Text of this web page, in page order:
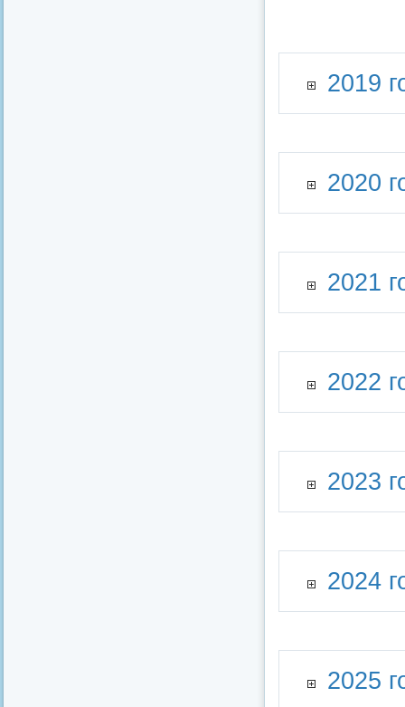
2019
2020
2021
2022
2023
2024
2025